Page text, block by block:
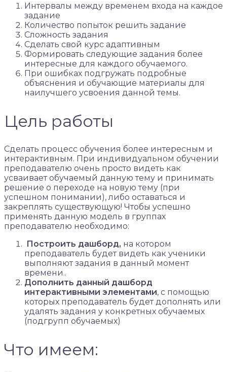
Интервалы между временем входа на каждое
задание
Количество попыток решить задание
Сложность задания
Сделать свой курс адаптивным
Формировать следующие задания более
интересные для каждого обучаемого.
При ошибках подгружать подробные
объяснения и обучающие материалы для
наилучшего усвоения данной темы.
Цель работы
Сделать процесс обучения более интересным и
интерактивным. При индивидуальном обучении
преподавателю очень просто видеть как
усваивает обучаемый данную тему и принимать
решение о переходе на новую тему (при
успешном понимании), либо оставаться и
закреплять существующую! Чтобы успешно
применять данную модель в группах
преподавателю необходимо:
Построить дашборд, на котором
преподаватель будет видеть как ученики
выполняют задания в данный момент
времени..
Дополнить данный дашборд
интерактивными элементами, с помощью
которых преподаватель будет дополнять или
удалять задания у конкретных обучаемых
(подгрупп обучаемых)
Что имеем: